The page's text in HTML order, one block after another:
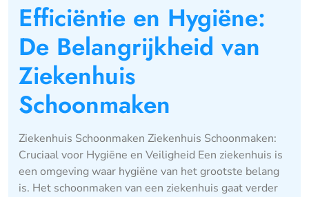
Efficiëntie en Hygiëne:
De Belangrijkheid van
Ziekenhuis
Schoonmaken
Ziekenhuis Schoonmaken Ziekenhuis Schoonmaken:
Cruciaal voor Hygiëne en Veiligheid Een ziekenhuis is
een omgeving waar hygiëne van het grootste belang
is. Het schoonmaken van een ziekenhuis gaat verder